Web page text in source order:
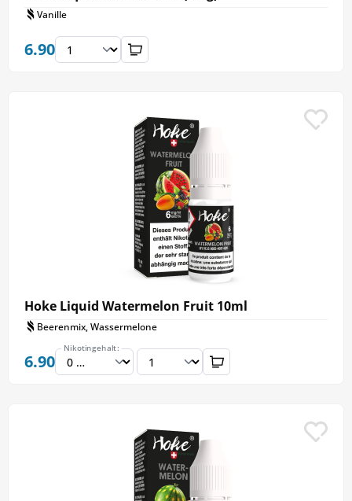
Vanille
6.90
Hoke Liquid Watermelon Fruit 10ml
Beerenmix, Wassermelone
6.90
Nikotingehalt: